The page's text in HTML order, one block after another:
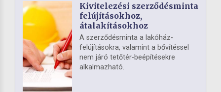
Kivitelezési szerződésminta
felújításokhoz,
átalakításokhoz
A szerződésminta a lakóház-
felújításokra, valamint a bővítéssel
nem járó tetőtér-beépítésekre
alkalmazható.